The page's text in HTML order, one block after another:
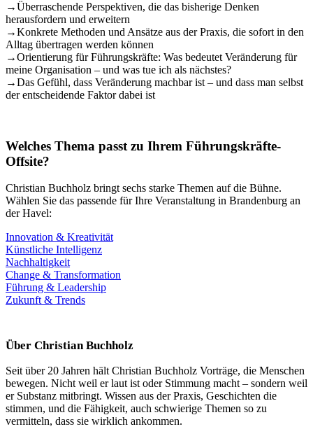
→Überraschende Perspektiven, die das bisherige Denken
herausfordern und erweitern
→Konkrete Methoden und Ansätze aus der Praxis, die sofort in den
Alltag übertragen werden können
→Orientierung für Führungskräfte: Was bedeutet Veränderung für
meine Organisation – und was tue ich als nächstes?
→Das Gefühl, dass Veränderung machbar ist – und dass man selbst
der entscheidende Faktor dabei ist
Welches Thema passt zu Ihrem Führungskräfte-
Offsite?
Christian Buchholz bringt sechs starke Themen auf die Bühne.
Wählen Sie das passende für Ihre Veranstaltung in Brandenburg an
der Havel:
Innovation & Kreativität
Künstliche Intelligenz
Nachhaltigkeit
Change & Transformation
Führung & Leadership
Zukunft & Trends
Über Christian Buchholz
Seit über 20 Jahren hält Christian Buchholz Vorträge, die Menschen
bewegen. Nicht weil er laut ist oder Stimmung macht – sondern weil
er Substanz mitbringt. Wissen aus der Praxis, Geschichten die
stimmen, und die Fähigkeit, auch schwierige Themen so zu
vermitteln, dass sie wirklich ankommen.